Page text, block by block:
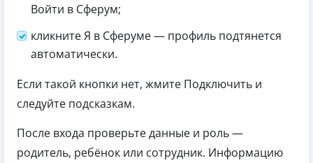
Войти в Сферум;
кликните Я в Сферуме — профиль подтянется
автоматически.
Если такой кнопки нет, жмите Подключить и
следуйте подсказкам.
После входа проверьте данные и роль —
родитель, ребёнок или сотрудник. Информацию